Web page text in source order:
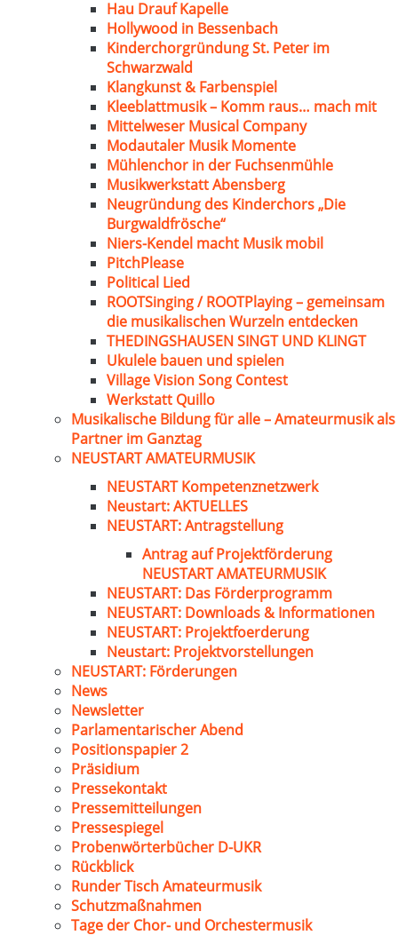
Hau Drauf Kapelle
Hollywood in Bessenbach
Kinderchorgründung St. Peter im
Schwarzwald
Klangkunst & Farbenspiel
Kleeblattmusik – Komm raus… mach mit
Mittelweser Musical Company
Modautaler Musik Momente
Mühlenchor in der Fuchsenmühle
Musikwerkstatt Abensberg
Neugründung des Kinderchors „Die
Burgwaldfrösche“
Niers-Kendel macht Musik mobil
PitchPlease
Political Lied
ROOTSinging / ROOTPlaying – gemeinsam
die musikalischen Wurzeln entdecken
THEDINGSHAUSEN SINGT UND KLINGT
Ukulele bauen und spielen
Village Vision Song Contest
Werkstatt Quillo
Musikalische Bildung für alle – Amateurmusik als
Partner im Ganztag
NEUSTART AMATEURMUSIK
NEUSTART Kompetenznetzwerk
Neustart: AKTUELLES
NEUSTART: Antragstellung
Antrag auf Projektförderung
NEUSTART AMATEURMUSIK
NEUSTART: Das Förderprogramm
NEUSTART: Downloads & Informationen
NEUSTART: Projektfoerderung
Neustart: Projektvorstellungen
NEUSTART: Förderungen
News
Newsletter
Parlamentarischer Abend
Positionspapier 2
Präsidium
Pressekontakt
Pressemitteilungen
Pressespiegel
Probenwörterbücher D-UKR
Rückblick
Runder Tisch Amateurmusik
Schutzmaßnahmen
Tage der Chor- und Orchestermusik